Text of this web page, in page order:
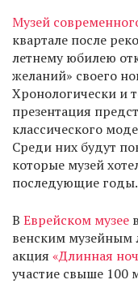
Музей
квартале после
летнему юбилею
желаний» своего
Хронологически и
презентация
классического
Среди них будут
которые музей
последующие годы.
В Еврейском музее
венским музейным
акция «Длинная
участие свыше 100